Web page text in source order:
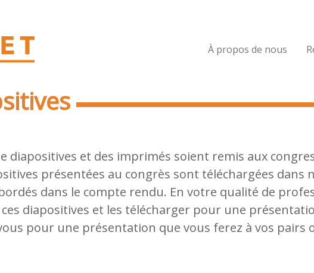
À propos de nous
diapositives et des imprimés soient remis aux
présentées au congrès sont téléchargées dans
dans le compte rendu. En votre qualité de
diapositives et les télécharger pour une
pour une présentation que vous ferez à vos pairs